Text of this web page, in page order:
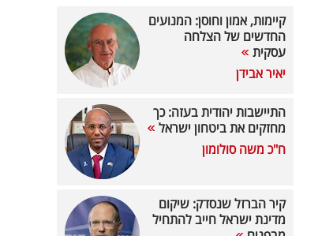
קיימות, אמון וחוסן: המנועים
החדשים של הצלחה
עסקית
יאיר אבידן
התיישבות יהודית בעזה: כך
מחזקים את ביטחון ישראל
ח"כ משה סולומון
קיר הברזל שנסדק: שיקום
מדינת ישראל חייב להתחיל